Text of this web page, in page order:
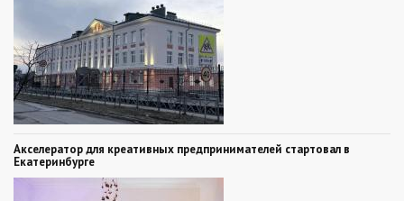
Акселератор для креативных предпринимателей стартовал в
Екатеринбурге